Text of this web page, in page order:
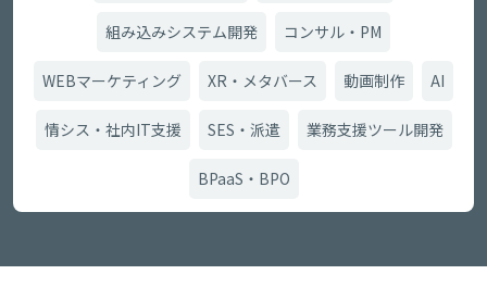
組み込みシステム開発 コンサル・PM
WEBマーケティング XR・メタバース 動画制作 AI
情シス・社内IT支援 SES・派遣 業務支援ツール開発
BPaaS・BPO